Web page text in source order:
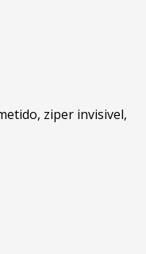
ziper invisivel,